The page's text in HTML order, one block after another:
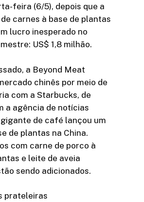
feira (6/5), depois que a
carnes à base de plantas
lucro inesperado no
US$ 1,8 milhão.
a Beyond Meat
chinês por meio de
com a Starbucks, de
a agência de notícias
de café lançou um
de plantas na China.
com carne de porco à
e leite de aveia
sendo adicionados.
prateleiras